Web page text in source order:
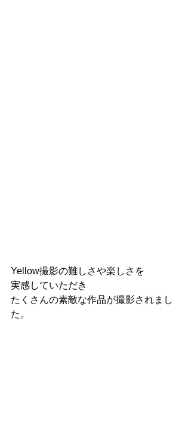
Yellow撮影の難しさや楽しさを
実感していただき
たくさんの素敵な作品が撮影されまし
た。